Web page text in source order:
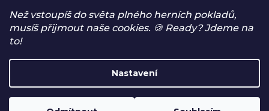
Než vstoupíš do světa plného herních pokladů,
musíš přijmout naše cookies. 🍪 Ready? Jdeme na
to!
Nastavení
Přihlásit se
ZAPOMENUTÉ HESLO